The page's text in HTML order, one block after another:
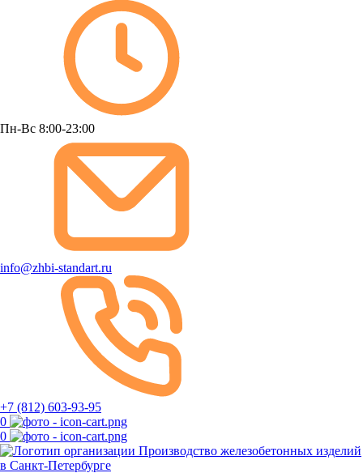
Пн-Вс 8:00-23:00
info@zhbi-standart.ru
+7 (812) 603-93-95
0
0
Производство железобетонных изделий
в Санкт-Петербурге